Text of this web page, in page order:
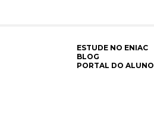
ESTUDE NO ENIAC
BLOG
PORTAL DO ALUNO